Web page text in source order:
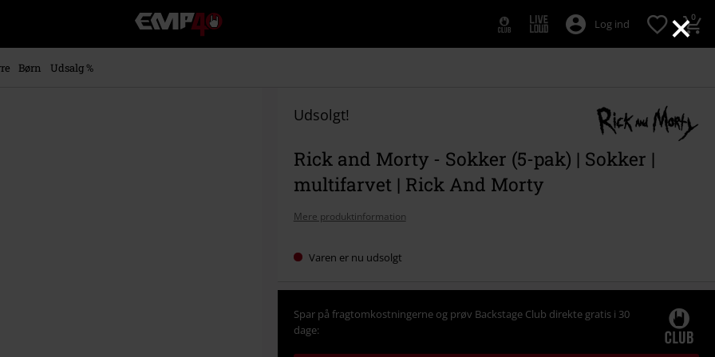
×
EMP
-
Musik,
Log ind 0
Børn
Udsalg %
Udsolgt!
Rick and Morty - Sokker (5-pak) | Sokker |
multifarvet | Rick And Morty
Mere produktinformation
Varen er nu udsolgt
Spar på fragtomkostningerne og prøv Backstage Club direkte gratis i 30
dage: